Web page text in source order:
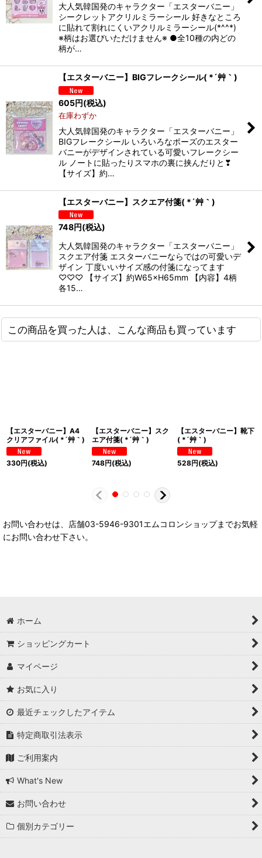
大人気韓国発のキャラクター「エスターバニー」
シークレットアクリルミラーシール 好きなところ
に貼れて割れにくいアクリルミラーシール(*^^*)
※柄はお選びいただけません※ ●全10種の内どの
柄が…
【エスターバニー】BIGフレークシール( *´艸｀)
605円(税込)
在庫わずか
大人気韓国発のキャラクター「エスターバニー」
BIGフレークシール いろいろなポーズのエスター
バニーがデザインされている可愛いフレークシー
ル ノートに貼ったりスマホの裏に挟んだりと❣
【サイズ】約…
【エスターバニー】スクエア付箋( *´艸｀)
748円(税込)
大人気韓国発のキャラクター「エスターバニー」
スクエア付箋 エスターバニーならではの可愛いデ
ザイン 丁度いいサイズ感の付箋になってます
♡♡♡ 【サイズ】約W65×H65mm 【内容】4柄
各15…
この商品を買った人は、こんな商品も買っています
【エスターバニー】A4
クリアファイル( *´艸｀)
330円(税込)
【エスターバニー】スク
エア付箋( *´艸｀)
748円(税込)
【エスターバニー】靴下
( *´艸｀)
528円(税込)
お問い合わせは、店舗03-5946-9301エムコロンショップまでお気軽
にお問い合わせ下さい。
ホーム
ショッピングカート
マイページ
お気に入り
最近チェックしたアイテム
特定商取引法表示
ご利用案内
What's New
お問い合わせ
個別カテゴリー